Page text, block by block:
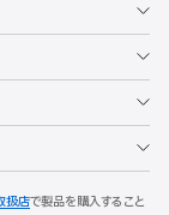
扱店で製品を購入すること